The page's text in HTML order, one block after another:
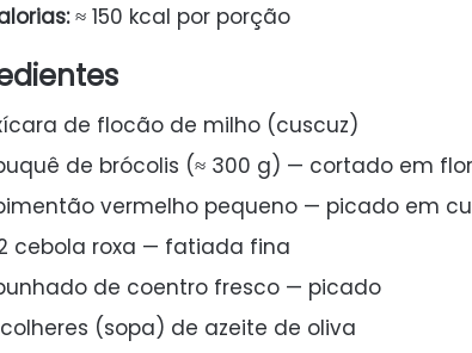
≈ 150 kcal por porção
de flocão de milho (cuscuz)
de brócolis (≈ 300 g) — cortado em
vermelho pequeno — picado em
cebola roxa — fatiada fina
de coentro fresco — picado
(sopa) de azeite de oliva